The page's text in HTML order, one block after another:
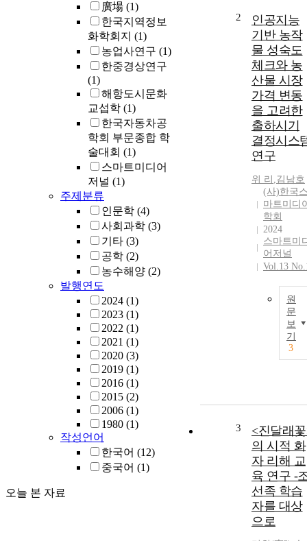
廣場 (1)
한국지역정보
화학회지 (1)
농업사연구 (1)
한중경상연구
(1)
해항도시문화
교섭학 (1)
한국자동차공
학회 부문종합 학
술대회 (1)
스마트미디어
저널 (1)
주제분류
인문학 (4)
사회과학 (3)
기타 (3)
공학 (2)
농수해양 (2)
발행연도
2024 (1)
2023 (1)
2022 (1)
2021 (1)
2020 (3)
2019 (1)
2016 (1)
2015 (2)
2006 (1)
1980 (1)
작성언어
한국어 (12)
중국어 (1)
오늘 본 자료
2
인공지능
기반 농작
물 성숙도
체크와 농
산물 시장
가격 변동
을 고려한
출하시기
결정시스
연구
위 리 ,김남호
(사)한국
마트미디
학회
2024
스마트미
어저널
Vol.13
원
문
보
기
3
3
<진달래
의 시적 화
자 리해 교
육 연구 -
선족 학습
자를 대상
으로